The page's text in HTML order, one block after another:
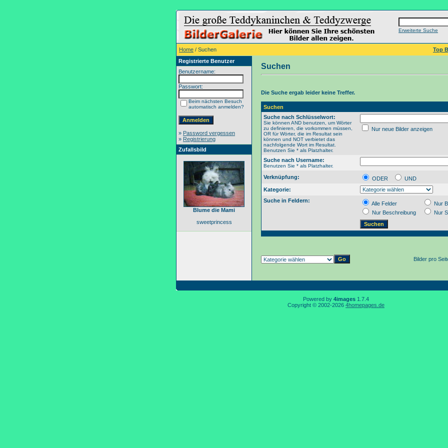
Erweiterte Suche
Home / Suchen
Top
Registrierte Benutzer
Benutzername:
Passwort:
Beim nächsten Besuch
automatisch anmelden?
» Password vergessen
» Registrierung
Zufallsbild
Blume die Mami
sweetprincess
Suchen
Die Suche ergab leider keine Treffer.
Suchen
Suche nach Schlüsselwort:
Sie können AND benutzen, um Wörter
zu definieren, die vorkommen müssen,
OR für Wörter, die im Resultat sein
können und NOT verbietet das
nachfolgende Wort im Resultat.
Benutzen Sie * als Platzhalter.
Nur neue Bilder anzeigen
Suche nach Username:
Benutzen Sie * als Platzhalter.
Verknüpfung: ODER
UND
Kategorie:
Suche in Feldern:
Alle Felder
Nur
Nur Beschreibung
Nur
Bilder pro
Powered by 4images 1.7.4
Copyright © 2002-2026 4homepages.de